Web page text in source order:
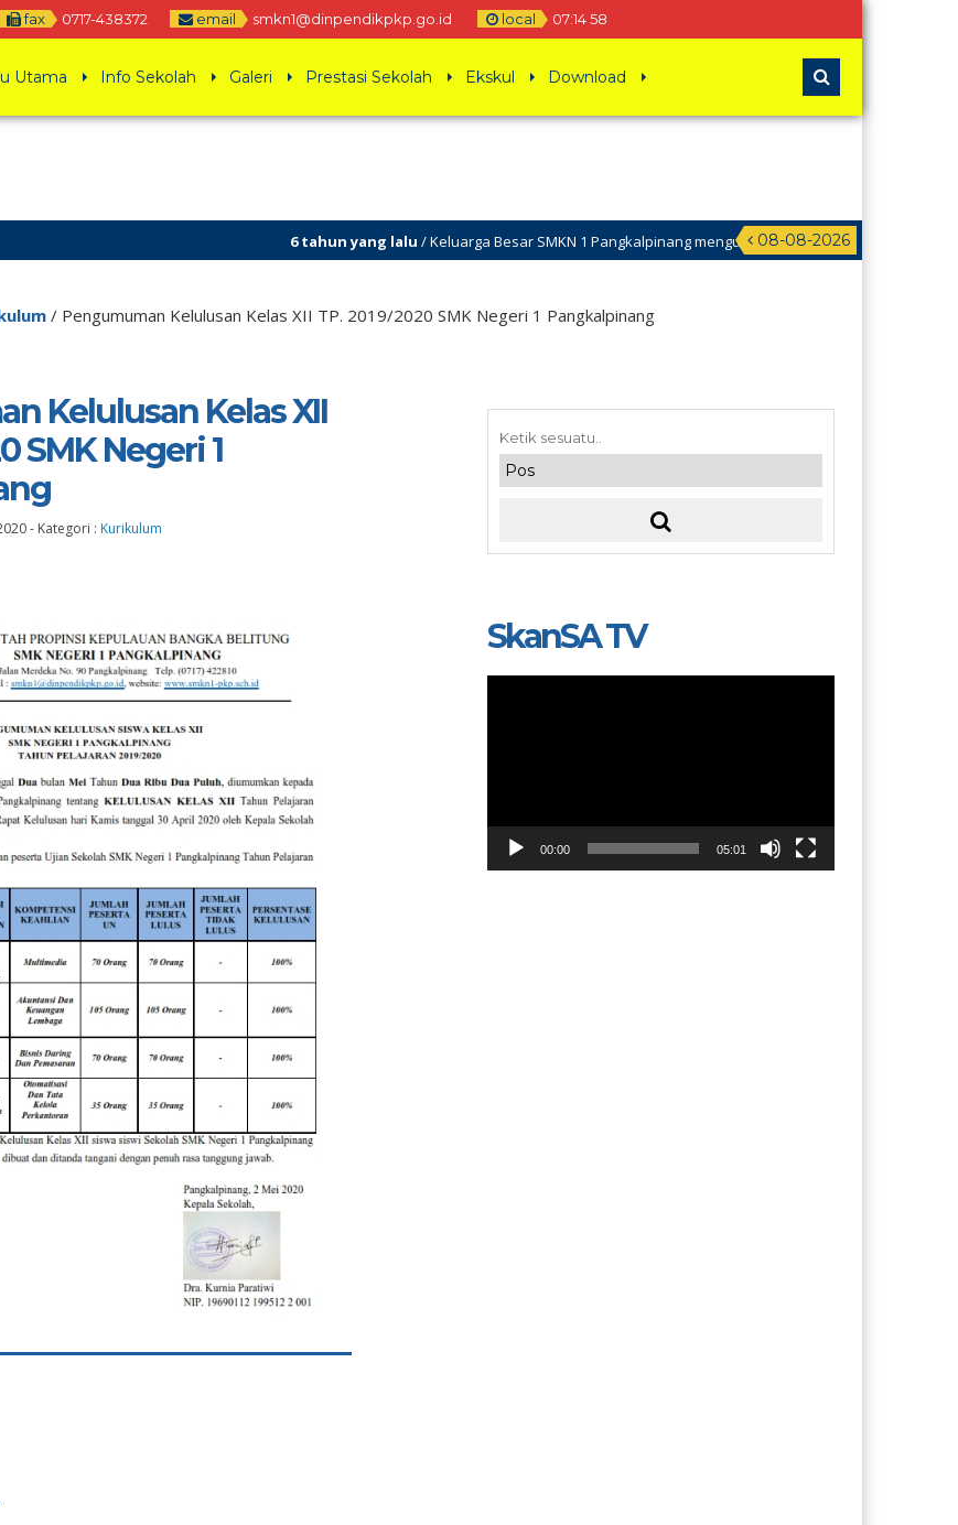
fax 0717-438372 email smkn1@dinpendikpkp.go.id local 07:1459
Utama Info Sekolah Galeri Prestasi Sekolah Ekskul Download
08-08-2026
6 tahun yang lalu/ Keluarga Besar SMKN 1 Pangkalpinang mengucapkan Selamat Hari Raya Idul Adha
/ Pengumuman Kelulusan Kelas XII TP. 2019/2020 SMK Negeri 1 Pangkalpinang
Kelulusan Kelas XII
SMK Negeri 1
- Kategori : Kurikulum
SkanSA TV
00:00 05:01